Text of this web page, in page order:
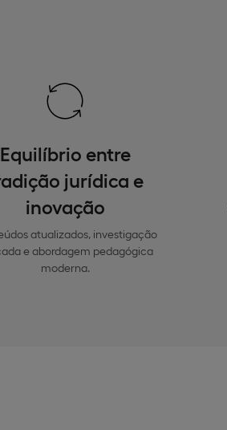
Equilíbrio entre
jurídica e
inovação
atualizados, investigação
e abordagem pedagógica
moderna.